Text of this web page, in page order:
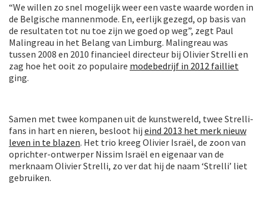
“We willen zo snel mogelijk weer een vaste waarde worden in
de Belgische mannenmode. En, eerlijk gezegd, op basis van
de resultaten tot nu toe zijn we goed op weg”, zegt Paul
Malingreau in het Belang van Limburg. Malingreau was
tussen 2008 en 2010 financieel directeur bij Olivier Strelli en
zag hoe het ooit zo populaire modebedrijf in 2012 failliet
ging.
Samen met twee kompanen uit de kunstwereld, twee Strelli-
fans in hart en nieren, besloot hij eind 2013 het merk nieuw
leven in te blazen. Het trio kreeg Olivier Israël, de zoon van
oprichter-ontwerper Nissim Israël en eigenaar van de
merknaam Olivier Strelli, zo ver dat hij de naam ‘Strelli’ liet
gebruiken.